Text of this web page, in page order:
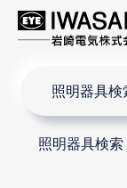
照明器具検
照明器具検